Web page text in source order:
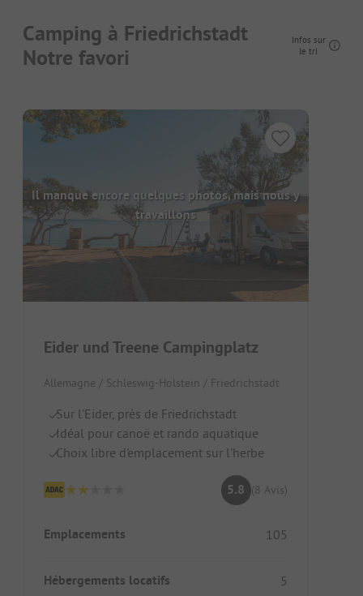
Camping à Friedrichstadt
Notre favori
Infos sur
le tri
Il manque encore quelques photos, mais nous y
travaillons
Eider und Treene Campingplatz
Allemagne / Schleswig-Holstein / Friedrichstadt
Sur l'Eider, près de Friedrichstadt
Idéal pour canoë et rando aquatique
Choix libre d'emplacement sur l'herbe
5.8 (8 Avis)
Emplacements 105
Hébergements locatifs 5